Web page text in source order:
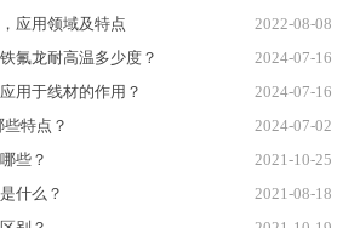
2022-08-08
应用领域及特点
2024-07-16
氟龙耐高温多少度？
2024-07-16
用于线材的作用？
2024-07-02
特点？
2021-10-25
些？
2021-08-18
什么？